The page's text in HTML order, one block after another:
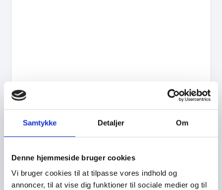
Samtykke Detaljer Om
Denne hjemmeside bruger cookies
Vi bruger cookies til at tilpasse vores indhold og
annoncer, til at vise dig funktioner til sociale medier og til